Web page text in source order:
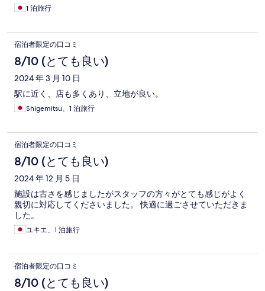
1 泊旅行
宿泊者限定の口コミ
8/10 (とても良い)
2024 年 3 月 10 日
駅に近く、店も多くあり、立地が良い。
Shigemitsu、1 泊旅行
宿泊者限定の口コミ
8/10 (とても良い)
2024 年 12 月 5 日
施設は古さを感じましたがスタッフの方々がとても感じがよく
親切に対応してくださいました。 快適に過ごさせていただきま
した。
ユキエ、1 泊旅行
宿泊者限定の口コミ
8/10 (とても良い)